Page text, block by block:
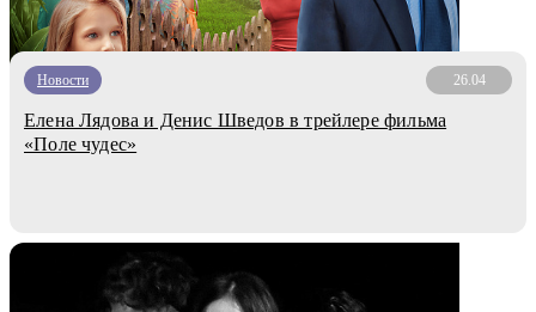
Новости 26.04
Елена Лядова и Денис Шведов в трейлере фильма
«Поле чудес»